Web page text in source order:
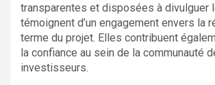
transparentes et disposées à divulguer
témoignent d’un engagement envers la
terme du projet. Elles contribuent
la confiance au sein de la communauté
investisseurs.